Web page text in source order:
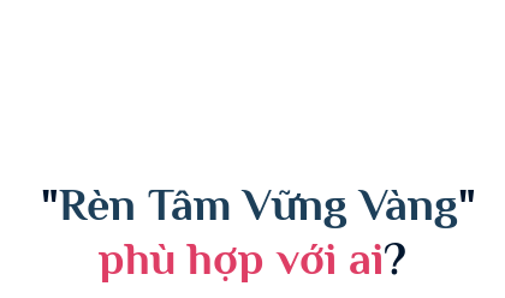
"Rèn Tâm Vững Vàng"
phù hợp với ai?